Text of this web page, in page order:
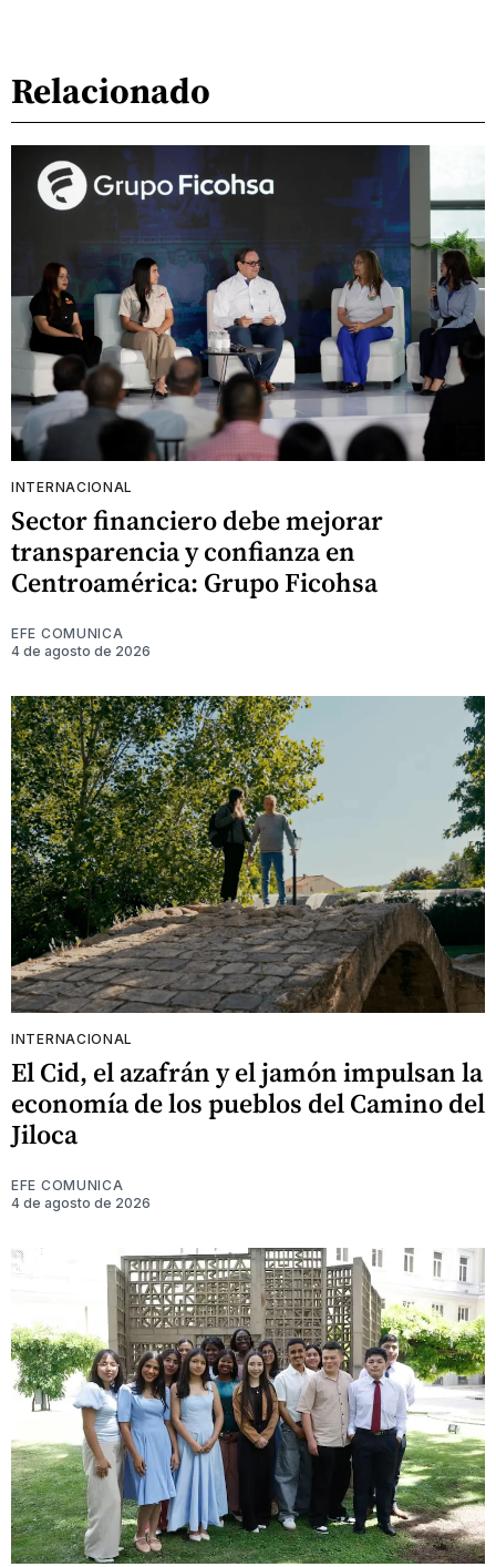
Relacionado
INTERNACIONAL
Sector financiero debe mejorar
transparencia y confianza en
Centroamérica: Grupo Ficohsa
EFE COMUNICA
4 de agosto de 2026
INTERNACIONAL
El Cid, el azafrán y el jamón impulsan la
economía de los pueblos del Camino del
Jiloca
EFE COMUNICA
4 de agosto de 2026